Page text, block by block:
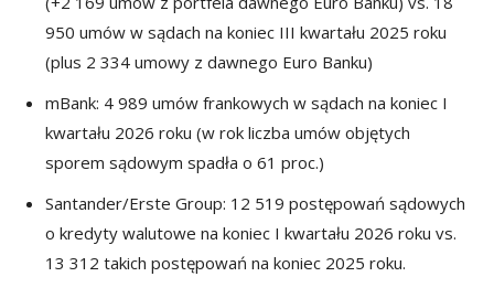
950 umów w sądach na koniec III kwartału 2025 roku
(plus 2 334 umowy z dawnego Euro Banku)
mBank: 4 989 umów frankowych w sądach na koniec I
kwartału 2026 roku (w rok liczba umów objętych
sporem sądowym spadła o 61 proc.)
Santander/Erste Group: 12 519 postępowań sądowych
o kredyty walutowe na koniec I kwartału 2026 roku vs.
13 312 takich postępowań na koniec 2025 roku.